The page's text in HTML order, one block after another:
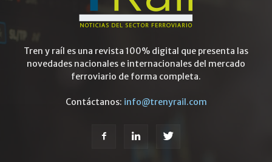
Tren y raíl es una revista 100% digital que presenta las
novedades nacionales e internacionales del mercado
ferroviario de forma completa.
Contáctanos: info@trenyrail.com